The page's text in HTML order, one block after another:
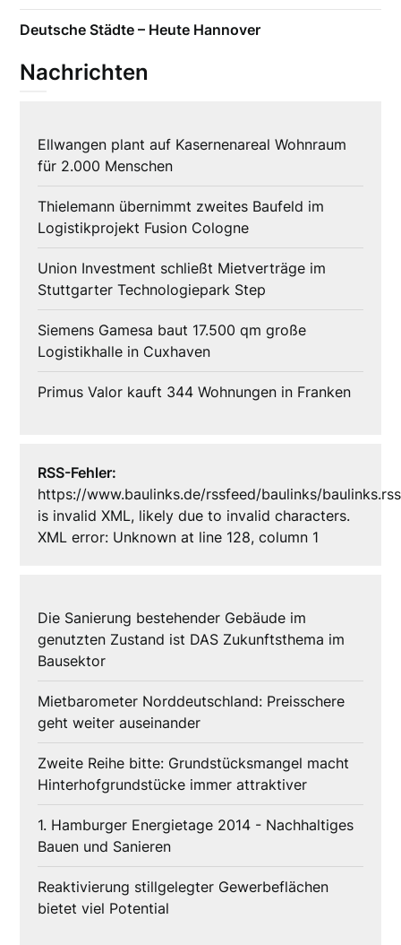
Deutsche Städte – Heute Hannover
Nachrichten
Ellwangen plant auf Kasernenareal Wohnraum
für 2.000 Menschen
Thielemann übernimmt zweites Baufeld im
Logistikprojekt Fusion Cologne
Union Investment schließt Mietverträge im
Stuttgarter Technologiepark Step
Siemens Gamesa baut 17.500 qm große
Logistikhalle in Cuxhaven
Primus Valor kauft 344 Wohnungen in Franken
RSS-Fehler:
https://www.baulinks.de/rssfeed/baulinks/baulinks.rss
is invalid XML, likely due to invalid characters.
XML error: Unknown at line 128, column 1
Die Sanierung bestehender Gebäude im
genutzten Zustand ist DAS Zukunftsthema im
Bausektor
Mietbarometer Norddeutschland: Preisschere
geht weiter auseinander
Zweite Reihe bitte: Grundstücksmangel macht
Hinterhofgrundstücke immer attraktiver
1. Hamburger Energietage 2014 - Nachhaltiges
Bauen und Sanieren
Reaktivierung stillgelegter Gewerbeflächen
bietet viel Potential